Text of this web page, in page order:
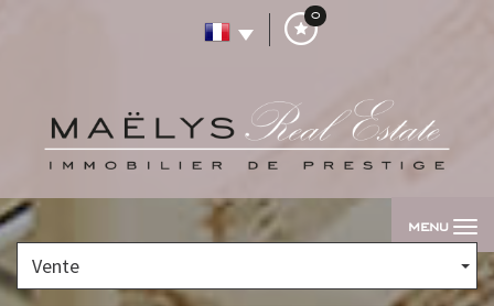
0
MENU
Vente